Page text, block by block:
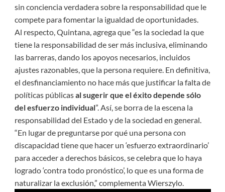
sin conciencia verdadera sobre la responsabilidad que le
compete para fomentar la igualdad de oportunidades.
Al respecto, Quintana, agrega que “es la sociedad la que
tiene la responsabilidad de ser más inclusiva, eliminando
las barreras, dando los apoyos necesarios, incluidos
ajustes razonables, que la persona requiere. En definitiva,
el desfinanciamiento no hace más que justificar la falta de
políticas públicasal sugerir que el éxito depende sólo
del esfuerzo individual”. Así, se borra de la escena la
responsabilidad del Estado y de la sociedad en general.
“En lugar de preguntarse por qué una persona con
discapacidad tiene que hacer un ‘esfuerzo extraordinario’
para acceder a derechos básicos, se celebra que lo haya
logrado ‘contra todo pronóstico’, lo que es una forma de
naturalizar la exclusión,” complementa Wierszylo.